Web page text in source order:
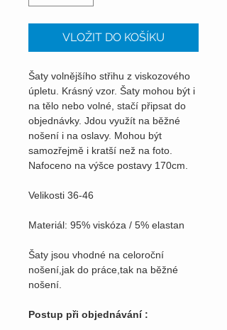
VLOŽIT DO KOŠÍKU
Šaty volnějšího střihu z viskozového
úpletu. Krásný vzor. Šaty mohou být i
na tělo nebo volné, stačí připsat do
objednávky. Jdou využít na běžné
nošení i na oslavy. Mohou být
samozřejmě i kratší než na foto.
Nafoceno na výšce postavy 170cm.
Velikosti 36-46
Materiál: 95% viskóza / 5% elastan
Šaty jsou vhodné na celoroční
nošení,jak do práce,tak na běžné
nošení.
Postup při objednávání :